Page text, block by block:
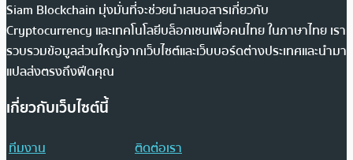
Siam Blockchain มุ่งมั่นที่จะช่วยนำเสนอสารเกี่ยวกับ
Cryptocurrency และเทคโนโลยีบล็อกเชนเพื่อคนไทย ในภาษาไทย เรา
รวบรวมข้อมูลส่วนใหญ่จากเว็บไซต์และเว็บบอร์ดต่างประเทศและนำมา
แปลส่งตรงถึงฟีดคุณ
เกี่ยวกับเว็บไซต์นี้
ทีมงาน
ติดต่อเรา